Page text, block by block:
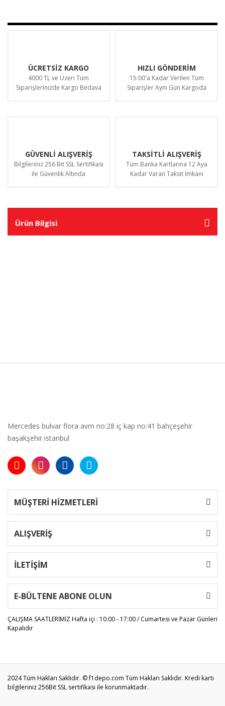
ÜCRETSİZ KARGO
4000 TL ve Üzeri Tüm
Siparişlerinizde Kargo Bedava
HIZLI GÖNDERİM
15:00'a Kadar Verilen Tüm
Siparişler Aynı Gün Kargoda
GÜVENLİ ALIŞVERİŞ
Bilgileriniz 256 Bit SSL Sertifikası
ile Güvenlik Altında
TAKSİTLİ ALIŞVERİŞ
Tüm Banka Kartlarına 12 Aya
Kadar Varan Taksit İmkanı
Ürün Bilgisi
Mercedes bulvar flora avm no:28 iç kap no:41 bahçeşehir
başakşehir istanbul
MÜŞTERİ HİZMETLERİ
ALIŞVERİŞ
İLETİŞİM
E-BÜLTENE ABONE OLUN
ÇALIŞMA SAATLERİMİZHafta içi : 10:00 - 17:00 / Cumartesi ve Pazar Günleri
Kapalıdır
2024 Tüm Hakları Saklıdır. © f1depo.com Tüm Hakları Saklıdır. Kredi kartı
bilgileriniz 256Bit SSL sertifikası ile korunmaktadır.